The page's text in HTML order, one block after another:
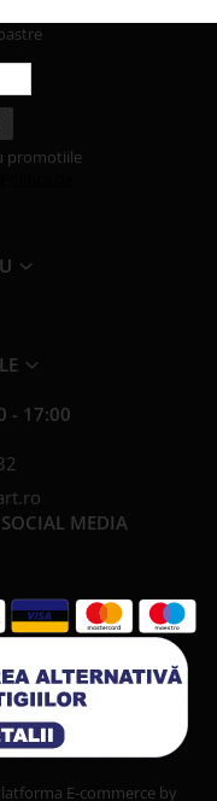
promotiile
- 17:00
MEDIA
E-commerce by